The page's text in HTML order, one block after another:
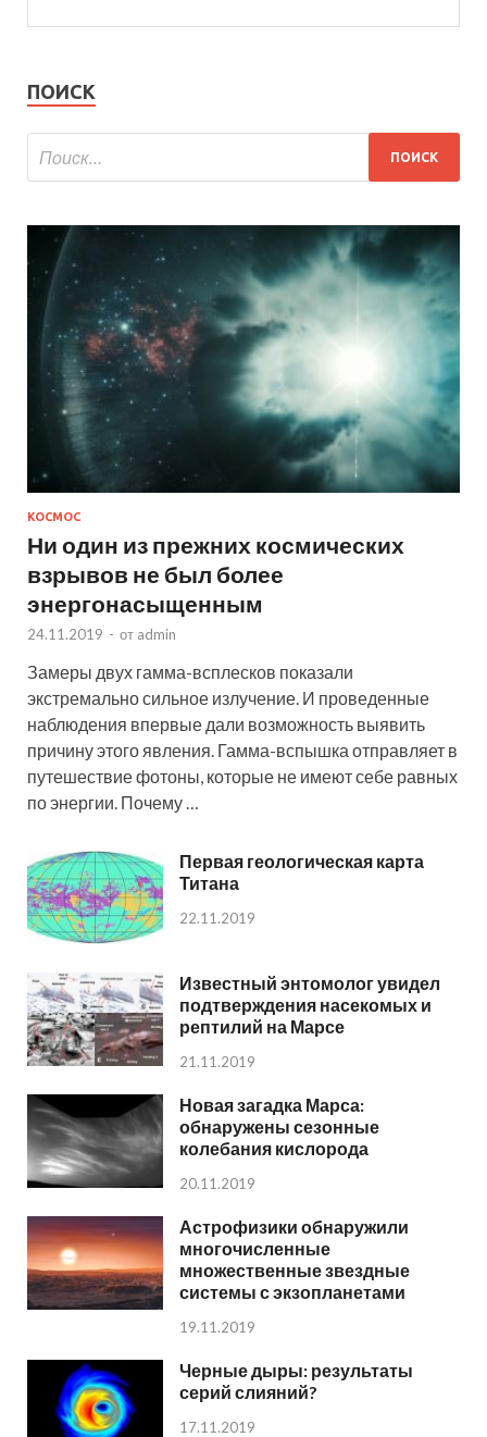
ПОИСК
КОСМОС
Ни один из прежних космических
взрывов не был более
энергонасыщенным
24.11.2019 - от admin
Замеры двух гамма-всплесков показали
экстремально сильное излучение. И проведенные
наблюдения впервые дали возможность выявить
причину этого явления. Гамма-вспышка отправляет в
путешествие фотоны, которые не имеют себе равных
по энергии. Почему …
Первая геологическая карта
Титана
22.11.2019
Известный энтомолог увидел
подтверждения насекомых и
рептилий на Марсе
21.11.2019
Новая загадка Марса:
обнаружены сезонные
колебания кислорода
20.11.2019
Астрофизики обнаружили
многочисленные
множественные звездные
системы с экзопланетами
19.11.2019
Черные дыры: результаты
серий слияний?
17.11.2019